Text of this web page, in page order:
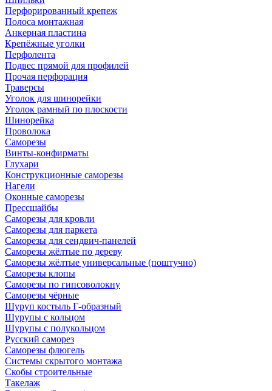
Перфорированный крепеж
Полоса монтажная
Анкерная пластина
Крепёжные уголки
Перфолента
Подвес прямой для профилей
Прочая перфорация
Траверсы
Уголок для шинорейки
Уголок рамный по плоскости
Шинорейка
Проволока
Саморезы
Винты-конфирматы
Глухари
Конструкционные саморезы
Нагели
Оконные саморезы
Прессшайбы
Саморезы для кровли
Саморезы для паркета
Саморезы для сендвич-панелей
Саморезы жёлтые по дереву
Саморезы жёлтые универсальные (поштучно)
Саморезы клопы
Саморезы по гипсоволокну
Саморезы чёрные
Шуруп костыль Г-образный
Шурупы с кольцом
Шурупы с полукольцом
Русский саморез
Саморезы флюгель
Системы скрытого монтажа
Скобы строительные
Такелаж